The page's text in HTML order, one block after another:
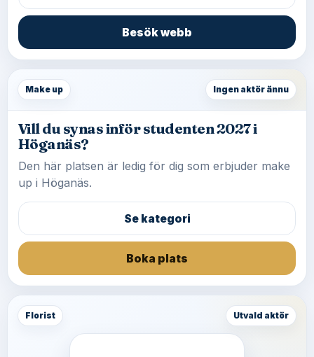
Besök webb
Make up Ingen aktör ännu
Vill du synas inför studenten 2027 i
Höganäs?
Den här platsen är ledig för dig som erbjuder make
up i Höganäs.
Se kategori
Boka plats
Florist Utvald aktör